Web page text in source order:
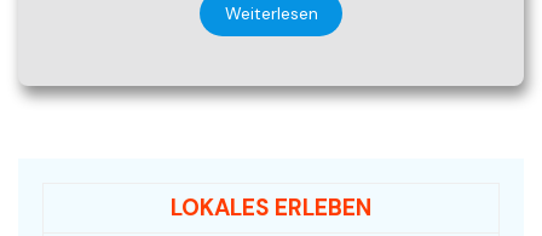
Weiterlesen
LOKALES ERLEBEN